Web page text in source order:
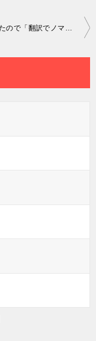
時期が来たので「翻訳でノマドライフ」を語ります